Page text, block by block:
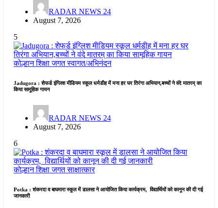
RADAR NEWS 24
August 7, 2026
5
कोल्हानशिक्षा जगतस्वागत/अभिनंदन
Jadugora : शेफर्ड इंग्लिश मीडियम स्कूल धर्मडीह में मना हर घर तिरंगा अभियान,बच्चों ने वंदे मातरम् का
किया सामूहिक गायन
RADAR NEWS 24
August 7, 2026
6
कोल्हानशिक्षा जगतसाक्षात्कार
Potka : शंकरदा व बाघमारा स्कूल में डालसा ने आयोजित किया कार्यक्रम, विद्यार्थियों को कानून की दी गई
जानकारी